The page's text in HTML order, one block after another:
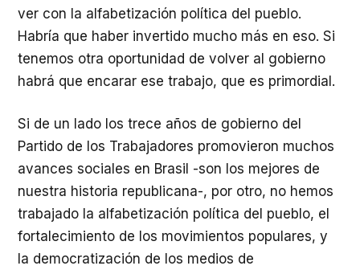
ver con la alfabetización política del pueblo.
Habría que haber invertido mucho más en eso. Si
tenemos otra oportunidad de volver al gobierno
habrá que encarar ese trabajo, que es primordial.
Si de un lado los trece años de gobierno del
Partido de los Trabajadores promovieron muchos
avances sociales en Brasil -son los mejores de
nuestra historia republicana-, por otro, no hemos
trabajado la alfabetización política del pueblo, el
fortalecimiento de los movimientos populares, y
la democratización de los medios de